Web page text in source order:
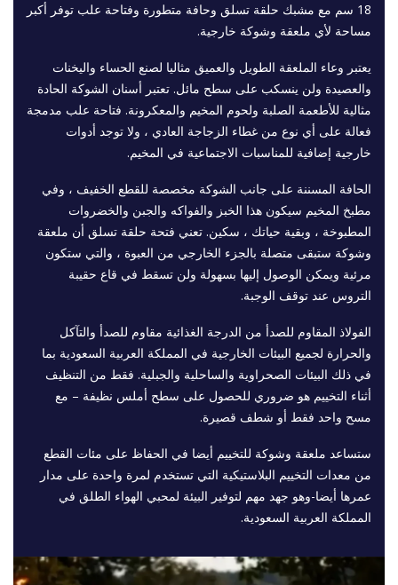
18 سم مع مشبك حلقة تسلق وحافة متطورة وفتاحة علب توفر أكبر
مساحة لأي ملعقة وشوكة خارجية.
يعتبر وعاء الملعقة الطويل والعميق مثاليا لصنع الحساء واليخنات
والعصيدة ولن ينسكب على سطح مائل. تعتبر أسنان الشوكة الحادة
مثالية للأطعمة الصلبة ولحوم المخيم والمعكرونة. فتاحة علب مدمجة
فعالة على أي نوع من غطاء الزجاجة العادي ، ولا توجد أدوات
خارجية إضافية للمناسبات الاجتماعية في المخيم.
الحافة المسننة على جانب الشوكة مخصصة للقطع الخفيف ، وفي
مطبخ المخيم سيكون هذا الخبز والفواكه والجبن والخضروات
المطبوخة ، وبقية حياتك ، سكين. تعني فتحة حلقة تسلق أن ملعقة
وشوكة ستبقى متصلة بالجزء الخارجي من العبوة ، والتي ستكون
مرئية ويمكن الوصول إليها بسهولة ولن تسقط في قاع حقيبة
التروس عند توقف الوجبة.
الفولاذ المقاوم للصدأ من الدرجة الغذائية مقاوم للصدأ والتآكل
والحرارة لجميع البيئات الخارجية في المملكة العربية السعودية بما
في ذلك البيئات الصحراوية والساحلية والجبلية. فقط من التنظيف
أثناء التخييم هو ضروري للحصول على سطح أملس نظيفة – مع
مسح واحد فقط أو شطف قصيرة.
ستساعد ملعقة وشوكة للتخييم أيضا في الحفاظ على مئات القطع
من معدات التخييم البلاستيكية التي تستخدم لمرة واحدة على مدار
عمرها أيضا-وهو جهد مهم لتوفير البيئة لمحبي الهواء الطلق في
المملكة العربية السعودية.